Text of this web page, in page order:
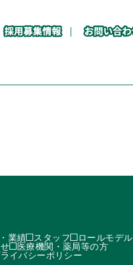
業績 スタッフ
ロールモデル
医療機関・薬局等の方
イバシーポリシー